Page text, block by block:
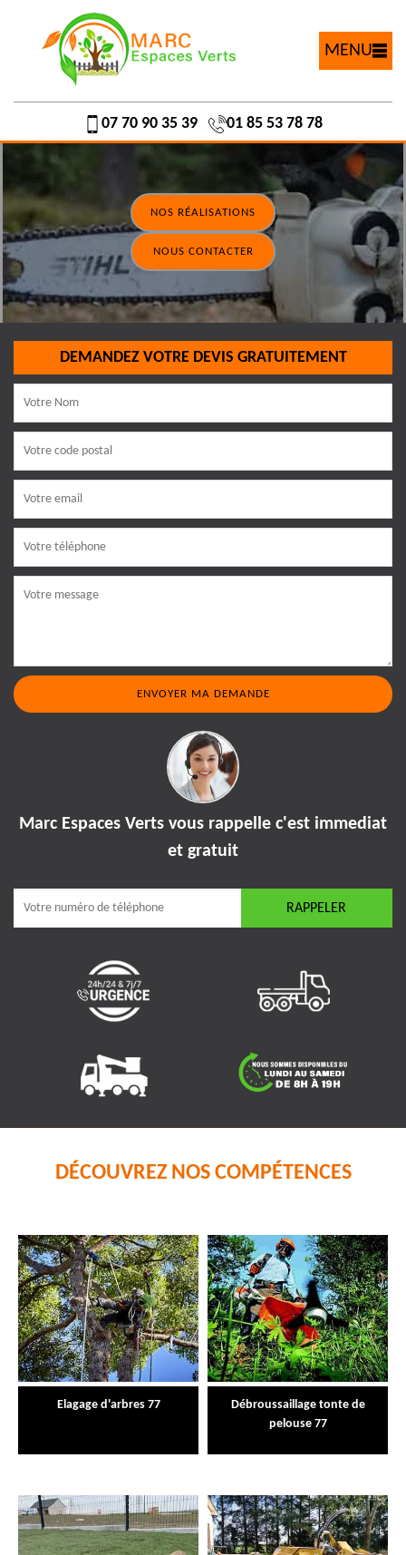
MENU
07 70 90 35 39 01 85 53 78 78
NOS RÉALISATIONS
NOUS CONTACTER
DEMANDEZ VOTRE DEVIS GRATUITEMENT
Marc Espaces Verts vous rappelle c'est immediat
et gratuit
DÉCOUVREZ NOS COMPÉTENCES
Elagage d'arbres 77
Débroussaillage tonte de
pelouse 77